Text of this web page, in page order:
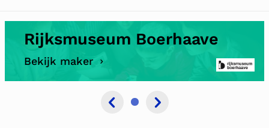
Rijksmuseum Boerhaave
Bekijk maker